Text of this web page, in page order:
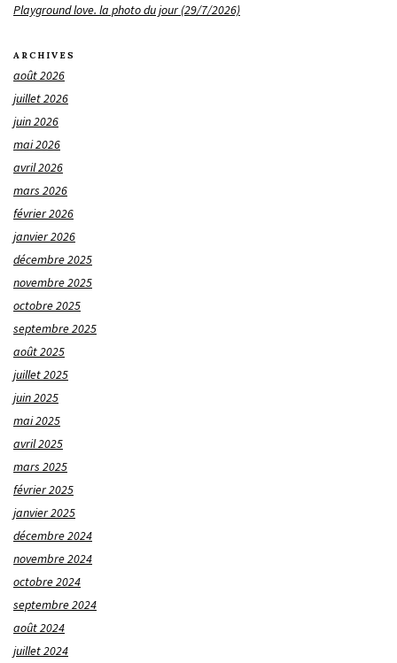
Playground love. la photo du jour (29/7/2026)
ARCHIVES
août 2026
juillet 2026
juin 2026
mai 2026
avril 2026
mars 2026
février 2026
janvier 2026
décembre 2025
novembre 2025
octobre 2025
septembre 2025
août 2025
juillet 2025
juin 2025
mai 2025
avril 2025
mars 2025
février 2025
janvier 2025
décembre 2024
novembre 2024
octobre 2024
septembre 2024
août 2024
juillet 2024